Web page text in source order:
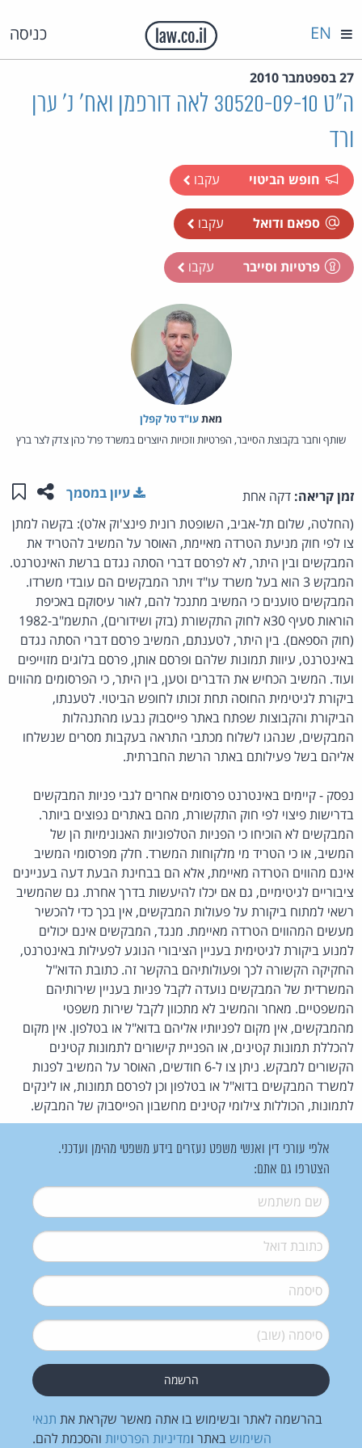
כניסה EN
27 בספטמבר 2010
ה"ט 30520-09-10 לאה דורפמן ואח' נ' ערן
ורד
חופש הביטוי עקבו
ספאם ודואל עקבו
פרטיות וסייבר עקבו
מאת‏עו"ד טל קפלן
שותף וחבר בקבוצת הסייבר, הפרטיות וזכויות היוצרים במשרד פרל כהן צדק לצר ברץ
זמן קריאה: דקה אחת שתפו
עיון במסמך
(החלטה, שלום תל-אביב, השופטת רונית פינצ'וק אלט): בקשה למתן
צו לפי חוק מניעת הטרדה מאיימת, האוסר על המשיב להטריד את
המבקשים ובין היתר, לא לפרסם דברי הסתה נגדם ברשת האינטרנט.
המבקש 3 הוא בעל משרד עו"ד ויתר המבקשים הם עובדי משרדו.
המבקשים טוענים כי המשיב מתנכל להם, לאור עיסוקם באכיפת
הוראות סעיף 30א לחוק התקשורת (בזק ושידורים), התשמ"ב-1982
(חוק הספאם). בין היתר, לטענתם, המשיב פרסם דברי הסתה נגדם
באינטרנט, עיוות תמונות שלהם ופרסם אותן, פרסם בלוגים מזוייפים
ועוד. המשיב הכחיש את הדברים וטען, בין היתר, כי הפרסומים מהווים
ביקורת לגיטימית החוסה תחת זכותו לחופש הביטוי. לטענתו,
הביקורת והקבוצות שפתח באתר פייסבוק נבעו מהתנהלות
המבקשים, שנהגו לשלוח מכתבי התראה בעקבות מסרים שנשלחו
אליהם בשל פעילותם באתר הרשת החברתית.
נפסק - קיימים באינטרנט פרסומים אחרים לגבי פניות המבקשים
בדרישות פיצוי לפי חוק התקשורת, מהם באתרים נפוצים ביותר.
המבקשים לא הוכיחו כי הפניות הטלפוניות האנונימיות הן של
המשיב, או כי הטריד מי מלקוחות המשרד. חלק מפרסומי המשיב
אינם מהווים הטרדה מאיימת, אלא הם בבחינת הבעת דעה בעניינים
ציבוריים לגיטימיים, גם אם יכלו להיעשות בדרך אחרת. גם שהמשיב
רשאי למתוח ביקורת על פעולות המבקשים, אין בכך כדי להכשיר
מעשים המהווים הטרדה מאיימת. מנגד, המבקשים אינם יכולים
למנוע ביקורת לגיטימית בעניין הציבורי הנוגע לפעילות באינטרנט,
החקיקה הקשורה לכך ופעולותיהם בהקשר זה. כתובת הדוא"ל
המשרדית של המבקשים נועדה לקבל פניות בעניין שירותיהם
המשפטיים. מאחר והמשיב לא מתכוון לקבל שירות משפטי
מהמבקשים, אין מקום לפניותיו אליהם בדוא"ל או בטלפון. אין מקום
להכללת תמונות קטינים, או הפניית קישורים לתמונות קטינים
הקשורים למבקש. ניתן צו ל-6 חודשים, האוסר על המשיב לפנות
למשרד המבקשים בדוא"ל או בטלפון וכן לפרסם תמונות, או לינקים
לתמונות, הכוללות צילומי קטינים מחשבון הפייסבוק של המבקש.
אלפי עורכי דין ואנשי משפט נעזרים בידע משפטי מהימן ועדכני.
הצטרפו גם אתם:
שם משתמש*
דואל*
סיסמה*
סיסמה (שוב)*
בהרשמה לאתר ובשימוש בו אתה מאשר שקראת את תנאי
השימוש באתר ומדיניות הפרטיות והסכמת להם.